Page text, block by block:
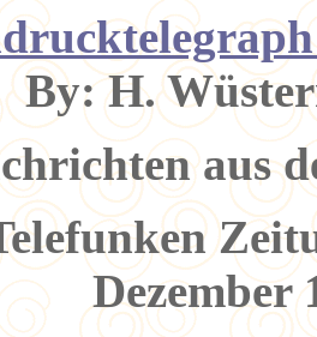
By: H.
aus
Dezember